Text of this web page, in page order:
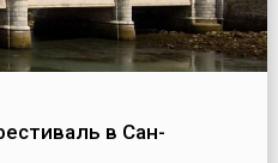
в Сан-